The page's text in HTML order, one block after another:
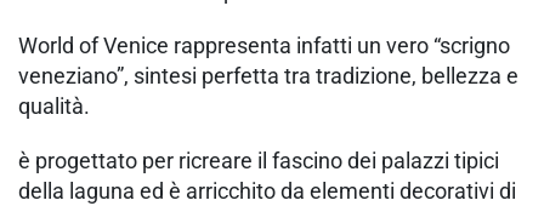
World of Venice rappresenta infatti un vero “scrigno
veneziano”, sintesi perfetta tra tradizione, bellezza e
qualità.
è progettato per ricreare il fascino dei palazzi tipici
della laguna ed è arricchito da elementi decorativi di